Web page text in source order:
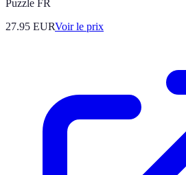
Puzzle FR
27.95 EURVoir le prix